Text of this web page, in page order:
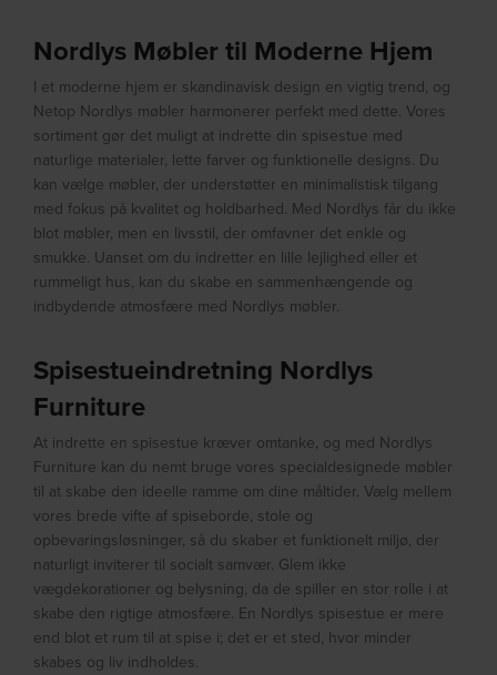
Nordlys Møbler til Moderne Hjem
I et moderne hjem er skandinavisk design en vigtig trend, og
Netop Nordlys møbler harmonerer perfekt med dette. Vores
sortiment gør det muligt at indrette din spisestue med
naturlige materialer, lette farver og funktionelle designs. Du
kan vælge møbler, der understøtter en minimalistisk tilgang
med fokus på kvalitet og holdbarhed. Med Nordlys får du ikke
blot møbler, men en livsstil, der omfavner det enkle og
smukke. Uanset om du indretter en lille lejlighed eller et
rummeligt hus, kan du skabe en sammenhængende og
indbydende atmosfære med Nordlys møbler.
Spisestueindretning Nordlys
Furniture
At indrette en spisestue kræver omtanke, og med Nordlys
Furniture kan du nemt bruge vores specialdesignede møbler
til at skabe den ideelle ramme om dine måltider. Vælg mellem
vores brede vifte af spiseborde, stole og
opbevaringsløsninger, så du skaber et funktionelt miljø, der
naturligt inviterer til socialt samvær. Glem ikke
vægdekorationer og belysning, da de spiller en stor rolle i at
skabe den rigtige atmosfære. En Nordlys spisestue er mere
end blot et rum til at spise i; det er et sted, hvor minder
skabes og liv indholdes.